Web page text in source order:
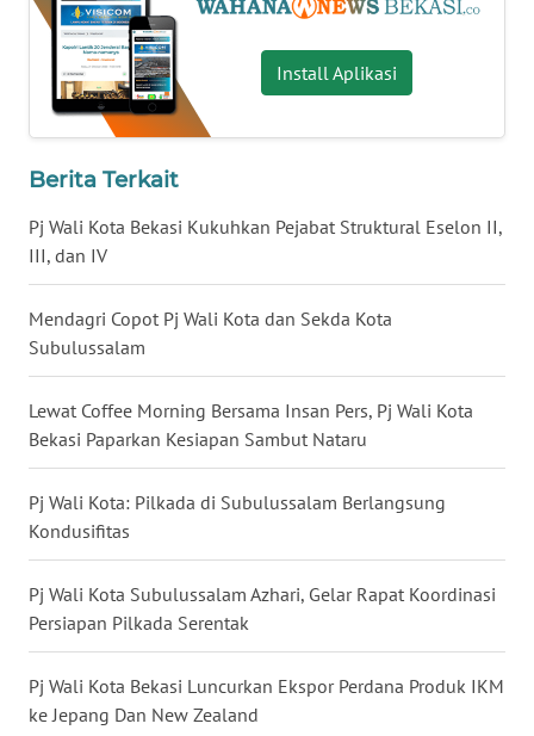
Install Aplikasi
Berita Terkait
Pj Wali Kota Bekasi Kukuhkan Pejabat Struktural Eselon II,
III, dan IV
Mendagri Copot Pj Wali Kota dan Sekda Kota
Subulussalam
Lewat Coffee Morning Bersama Insan Pers, Pj Wali Kota
Bekasi Paparkan Kesiapan Sambut Nataru
Pj Wali Kota: Pilkada di Subulussalam Berlangsung
Kondusifitas
Pj Wali Kota Subulussalam Azhari, Gelar Rapat Koordinasi
Persiapan Pilkada Serentak
Pj Wali Kota Bekasi Luncurkan Ekspor Perdana Produk IKM
ke Jepang Dan New Zealand
WN
NUSANTARA
JOGJA
WN
JATIM
WN
BALI
WN
KALBAR
WN
KALTENG
WN
KALTARA
WN
KALSEL